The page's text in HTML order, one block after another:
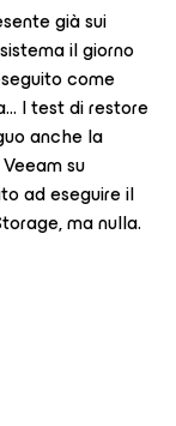
già sui
il giorno
come
I test di restore
anche la
su
ad eseguire il
ma nulla.